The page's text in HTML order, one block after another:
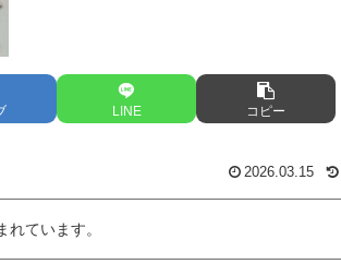
LINE コピー
2026.03.15
ています。